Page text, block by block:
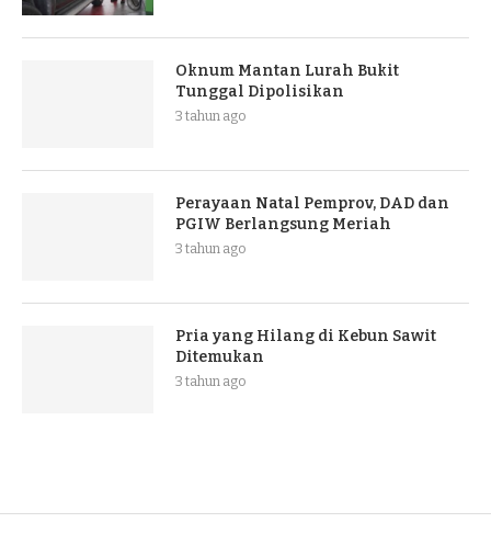
Oknum Mantan Lurah Bukit
Tunggal Dipolisikan
3 tahun ago
Perayaan Natal Pemprov, DAD dan
PGIW Berlangsung Meriah
3 tahun ago
Pria yang Hilang di Kebun Sawit
Ditemukan
3 tahun ago